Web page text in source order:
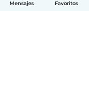
Mensajes Favoritos